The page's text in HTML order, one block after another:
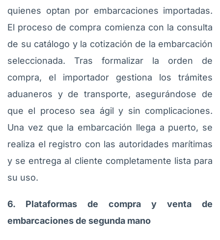
quienes optan por embarcaciones importadas.
El proceso de compra comienza con la consulta
de su catálogo y la cotización de la embarcación
seleccionada. Tras formalizar la orden de
compra, el importador gestiona los trámites
aduaneros y de transporte, asegurándose de
que el proceso sea ágil y sin complicaciones.
Una vez que la embarcación llega a puerto, se
realiza el registro con las autoridades marítimas
y se entrega al cliente completamente lista para
su uso.
6. Plataformas de compra y venta de
embarcaciones de segunda mano